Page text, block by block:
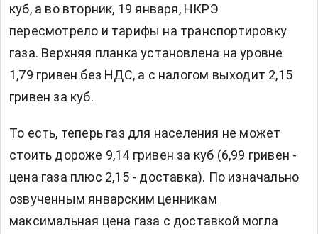
куб, а во вторник, 19 января, НКРЭ
пересмотрело и тарифы на транспортировку
газа. Верхняя планка установлена на уровне
1,79 гривен без НДС, а с налогом выходит 2,15
гривен за куб.
То есть, теперь газ для населения не может
стоить дороже 9,14 гривен за куб (6,99 гривен -
цена газа плюс 2,15 - доставка). По изначально
озвученным январским ценникам
максимальная цена газа с доставкой могла